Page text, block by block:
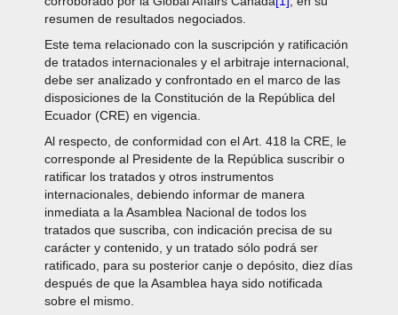
resumen de resultados negociados.
Este tema relacionado con la suscripción y ratificación
de tratados internacionales y el arbitraje internacional,
debe ser analizado y confrontado en el marco de las
disposiciones de la Constitución de la República del
Ecuador (CRE) en vigencia.
Al respecto, de conformidad con el Art. 418 la CRE, le
corresponde al Presidente de la República suscribir o
ratificar los tratados y otros instrumentos
internacionales, debiendo informar de manera
inmediata a la Asamblea Nacional de todos los
tratados que suscriba, con indicación precisa de su
carácter y contenido, y un tratado sólo podrá ser
ratificado, para su posterior canje o depósito, diez días
después de que la Asamblea haya sido notificada
sobre el mismo.